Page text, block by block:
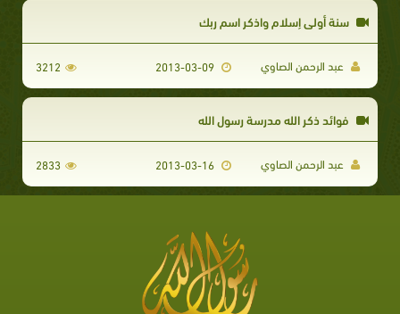
سنة أولى إسلام واذكر اسم ربك
عبد الرحمن الصاوي 3212
فوائد ذكر الله مدرسة رسول الله
عبد الرحمن الصاوي 2833